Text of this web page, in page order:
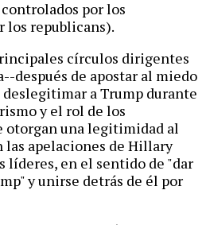
por los
los republicans).
círculos dirigentes
después de apostar al miedo
a Trump durante
y el rol de los
otorgan una legitimidad al
apelaciones de Hillary
líderes, en el sentido de "dar
y unirse detrás de él por